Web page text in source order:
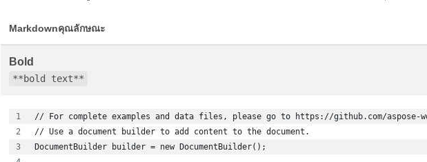
Markdownคุณลักษณะ
Bold
**bold text**
// For complete examples and data files, please go to https://github.com/aspose-
// Use a document builder to add content to the document.
DocumentBuilder builder = new DocumentBuilder();